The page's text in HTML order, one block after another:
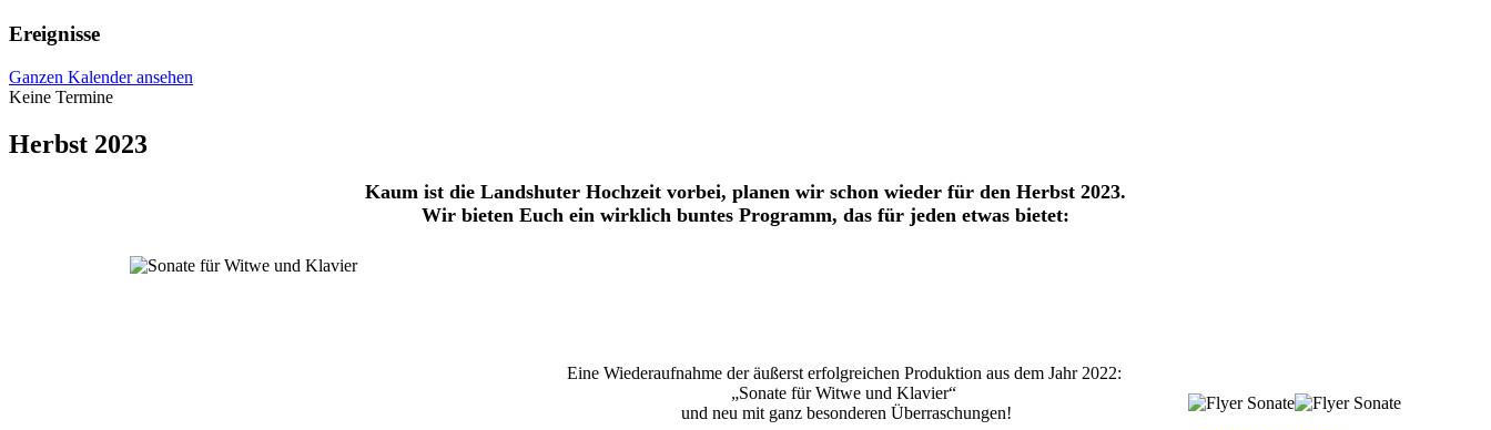
Ereignisse
Ganzen Kalender ansehen
Keine Termine
Herbst 2023
Kaum ist die Landshuter Hochzeit vorbei, planen wir schon wieder für den Herbst 2023.
Wir bieten Euch ein wirklich buntes Programm, das für jeden etwas bietet:
Eine Wiederaufnahme der äußerst erfolgreichen Produktion aus dem Jahr 2022:
„Sonate für Witwe und Klavier“
und neu mit ganz besonderen Überraschungen!